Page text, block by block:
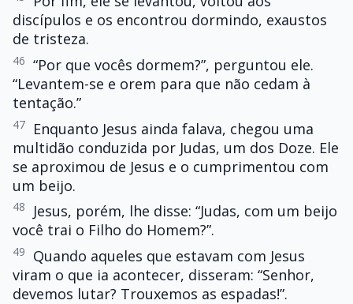
discípulos e os encontrou dormindo, exaustos
de tristeza.
46 “Por que vocês dormem?”, perguntou ele.
“Levantem-se e orem para que não cedam à
tentação.”
47
Enquanto Jesus ainda falava, chegou uma
multidão conduzida por Judas, um dos Doze. Ele
se aproximou de Jesus e o cumprimentou com
um beijo.
48
Jesus, porém, lhe disse: “Judas, com um beijo
você trai o Filho do Homem?”.
49
Quando aqueles que estavam com Jesus
viram o que ia acontecer, disseram: “Senhor,
devemos lutar? Trouxemos as espadas!”.